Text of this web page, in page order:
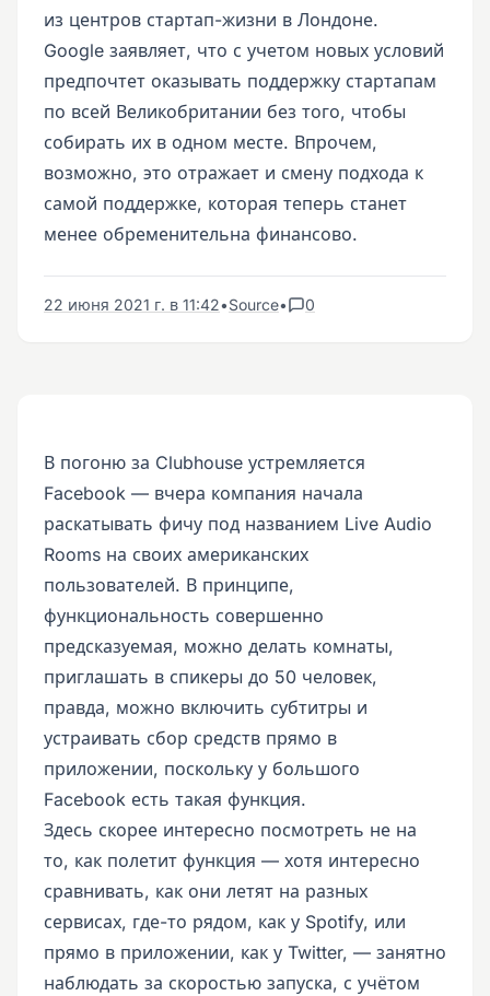
из центров стартап-жизни в Лондоне.
Google заявляет, что с учетом новых условий
предпочтет оказывать поддержку стартапам
по всей Великобритании без того, чтобы
собирать их в одном месте. Впрочем,
возможно, это отражает и смену подхода к
самой поддержке, которая теперь станет
менее обременительна финансово.
22 июня 2021 г. в 11:42•Source• 0
В погоню за Clubhouse устремляется
Facebook — вчера компания начала
раскатывать фичу под названием Live Audio
Rooms на своих американских
пользователей. В принципе,
функциональность совершенно
предсказуемая, можно делать комнаты,
приглашать в спикеры до 50 человек,
правда, можно включить субтитры и
устраивать сбор средств прямо в
приложении, поскольку у большого
Facebook есть такая функция.
Здесь скорее интересно посмотреть не на
то, как полетит функция — хотя интересно
сравнивать, как они летят на разных
сервисах, где-то рядом, как у Spotify, или
прямо в приложении, как у Twitter, — занятно
наблюдать за скоростью запуска, с учётом